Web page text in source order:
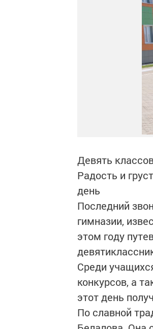
Девять
Радость и
день
Последний
гимназии,
этом году
Среди
конкурсов, а
этот день
По славной